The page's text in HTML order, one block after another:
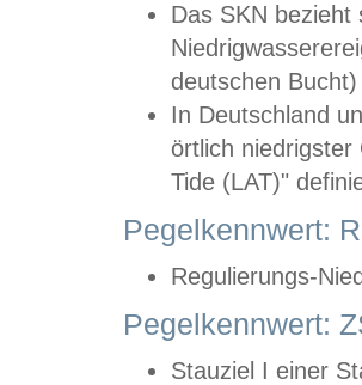
Das SKN
deutschen
In Deutschland
örtlich
Tide (LAT)"
Pegelkennwert:
Regulierungs-
Pegelkennwert:
Stauziel I einer